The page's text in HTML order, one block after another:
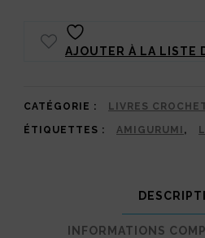
de
crochet
AJOUTER À LA LISTE
CATÉGORIE : LIVRES
ÉTIQUETTES : AMIGURUMI ,
INFORMATIONS